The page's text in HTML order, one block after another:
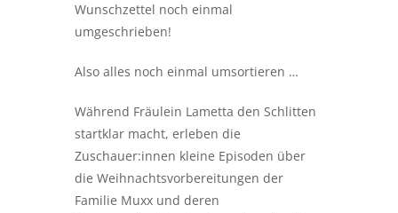
Wunschzettel noch einmal
umgeschrieben!
Also alles noch einmal umsortieren …
Während Fräulein Lametta den Schlitten
startklar macht, erleben die
Zuschauer:innen kleine Episoden über
die Weihnachtsvorbereitungen der
Familie Muxx und deren